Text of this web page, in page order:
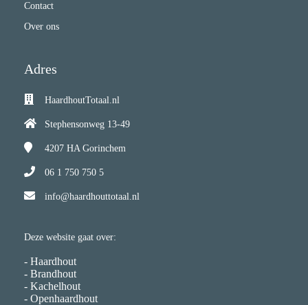
Contact
Over ons
Adres
HaardhoutTotaal.nl
Stephensonweg 13-49
4207 HA Gorinchem
06 1 750 750 5
info@haardhouttotaal.nl
Deze website gaat over:
- Haardhout
- Brandhout
- Kachelhout
- Openhaardhout